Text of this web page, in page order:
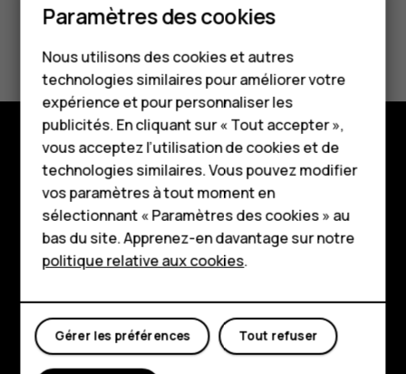
Smartphones
Téléphones classiques
Accessoires
HMD Terra M
Pour les entreprises
Tablettes
Boutique
Oui Non
Boutique
À propos
Planet and people
FacebookInstagram
TiktokYoutubeLinkedinDiscord
Paramètres des cookies
Nous utilisons des cookies et autres
technologies similaires pour améliorer votre
expérience et pour personnaliser les
publicités. En cliquant sur « Tout accepter »,
vous acceptez l’utilisation de cookies et de
technologies similaires. Vous pouvez modifier
vos paramètres à tout moment en
sélectionnant « Paramètres des cookies » au
bas du site. Apprenez-en davantage sur notre
politique relative aux cookies.
Tout refuser
Gérer les préférences